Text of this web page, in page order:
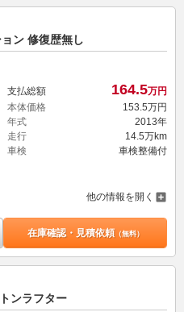
ン 修復歴無し
支払総額 164.5万円
本体価格
153.5万円
年式
2013年
走行
14.5万km
車検
車検整備付
他の情報を開く
在庫確認・見積依頼（無料）
ンラフター